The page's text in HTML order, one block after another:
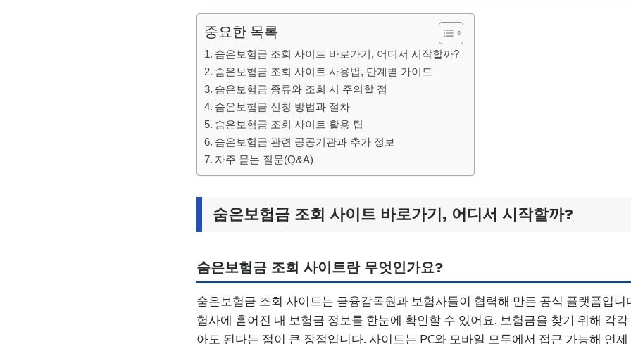
중요한 목록
숨은보험금 조회 사이트 바로가기, 어디서 시작할까?
숨은보험금 조회 사이트 사용법, 단계별 가이드
숨은보험금 종류와 조회 시 주의할 점
숨은보험금 신청 방법과 절차
숨은보험금 조회 사이트 활용 팁
숨은보험금 관련 공공기관과 추가 정보
자주 묻는 질문(Q&A)
숨은보험금 조회 사이트 바로가기, 어디서 시작할까?
숨은보험금 조회 사이트란 무엇인가요?
숨은보험금 조회 사이트는 금융감독원과 보험사들이 협력해 만든 공식 플랫폼입니
험사에 흩어진 내 보험금 정보를 한눈에 확인할 수 있어요. 보험금을 찾기 위해 각
아도 된다는 점이 큰 장점입니다. 사이트는 PC와 모바일 모두에서 접근 가능해 언